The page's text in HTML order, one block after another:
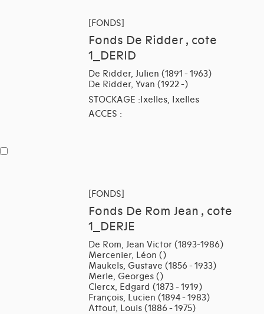
[FONDS]
Fonds De Ridder , cote
1_DERID
De Ridder, Julien (1891 - 1963)
De Ridder, Yvan (1922 -)
STOCKAGE :Ixelles, Ixelles
ACCES :
[FONDS]
Fonds De Rom Jean , cote
1_DERJE
De Rom, Jean Victor (1893-1986)
Mercenier, Léon ()
Maukels, Gustave (1856 - 1933)
Merle, Georges ()
Clercx, Edgard (1873 - 1919)
François, Lucien (1894 - 1983)
Attout, Louis (1886 - 1975)